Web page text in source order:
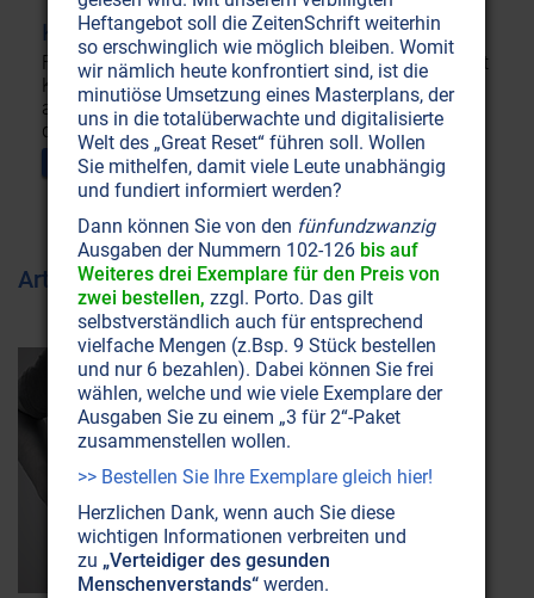
KräuterStimuli
Für die sanfte Leberstärkung und -Reinigung vereinigt
KräuterStimuli in sich die Essenz von 16 sorgfältig
aufeinander abgestimmten Pflanzen – verfeinert mit
dem wertvollen Mariendistelextrakt Silymarin.
Im Shop kaufen
Artikel zum Thema Lebergesundheit
Heftangebot soll die ZeitenSchrift weiterhin
so erschwinglich wie möglich bleiben. Womit
wir nämlich heute konfrontiert sind, ist die
minutiöse Umsetzung eines Masterplans, der
uns in die totalüberwachte und digitalisierte
Welt des „Great Reset“ führen soll. Wollen
Sie mithelfen, damit viele Leute unabhängig
und fundiert informiert werden?
Dann können Sie von den fünfundzwanzig
Ausgaben der Nummern 102-126 bis auf
Weiteres drei Exemplare für den Preis von
zwei bestellen, zzgl. Porto. Das gilt
selbstverständlich auch für entsprechend
vielfache Mengen (z.Bsp. 9 Stück bestellen
und nur 6 bezahlen). Dabei können Sie frei
wählen, welche und wie viele Exemplare der
Ausgaben Sie zu einem „3 für 2“-Paket
zusammenstellen wollen.
>> Bestellen Sie Ihre Exemplare gleich hier!
Herzlichen Dank, wenn auch Sie diese
wichtigen Informationen verbreiten und
zu „Verteidiger des gesunden
Menschenverstands“ werden.